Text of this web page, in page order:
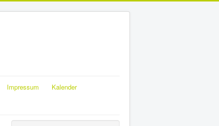
Impressum
Kalender